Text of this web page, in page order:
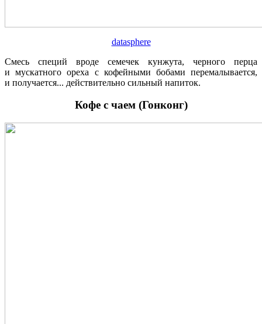
datasphere
Смесь специй вроде семечек кунжута, черного перца
и мускатного ореха с кофейными бобами перемалывается,
и получается... действительно сильный напиток.
Кофе с чаем (Гонконг)